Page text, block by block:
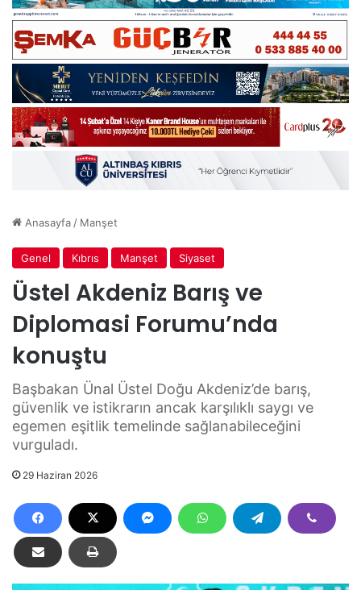
Anasayfa / Manşet
Genel Kıbrıs Manşet Siyaset
Üstel Akdeniz Barış ve
Diplomasi Forumu’nda
konuştu
Başbakan Ünal Üstel Doğu Akdeniz’de barış,
güvenlik ve istikrarın ancak karşılıklı saygı ve
egemen eşitlik temelinde sağlanabileceğini
vurguladı.
29 Haziran 2026